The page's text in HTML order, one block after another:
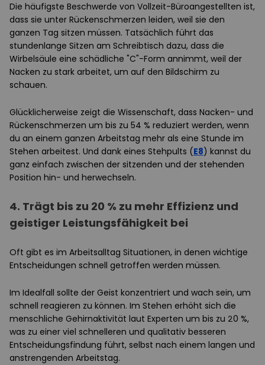
Die häufigste Beschwerde von Vollzeit-Büroangestellten ist,
dass sie unter Rückenschmerzen leiden, weil sie den
ganzen Tag sitzen müssen. Tatsächlich führt das
stundenlange Sitzen am Schreibtisch dazu, dass die
Wirbelsäule eine schädliche "C"-Form annimmt, weil der
Nacken zu stark arbeitet, um auf den Bildschirm zu
schauen.
Glücklicherweise zeigt die Wissenschaft, dass Nacken- und
Rückenschmerzen um bis zu 54 % reduziert werden, wenn
du an einem ganzen Arbeitstag mehr als eine Stunde im
Stehen arbeitest. Und dank eines Stehpults (E8) kannst du
ganz einfach zwischen der sitzenden und der stehenden
Position hin- und herwechseln.
4. Trägt bis zu 20 % zu mehr Effizienz und
geistiger Leistungsfähigkeit bei
Oft gibt es im Arbeitsalltag Situationen, in denen wichtige
Entscheidungen schnell getroffen werden müssen.
Im Idealfall sollte der Geist konzentriert und wach sein, um
schnell reagieren zu können. Im Stehen erhöht sich die
menschliche Gehirnaktivität laut Experten um bis zu 20 %,
was zu einer viel schnelleren und qualitativ besseren
Entscheidungsfindung führt, selbst nach einem langen und
anstrengenden Arbeitstag.